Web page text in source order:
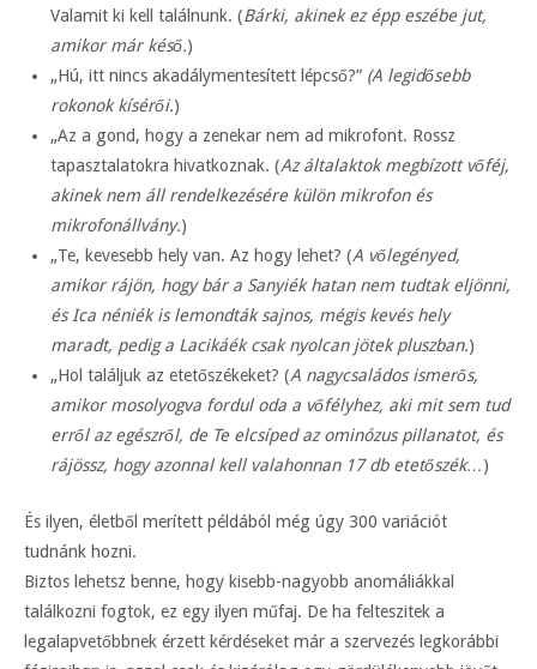
Valamit ki kell találnunk. (Bárki, akinek ez épp eszébe jut,
amikor már késő.)
„Hú, itt nincs akadálymentesített lépcső?” (A legidősebb
rokonok kísérői.)
„Az a gond, hogy a zenekar nem ad mikrofont. Rossz
tapasztalatokra hivatkoznak. (Az általaktok megbízott vőféj,
akinek nem áll rendelkezésére külön mikrofon és
mikrofonállvány.)
„Te, kevesebb hely van. Az hogy lehet? (A vőlegényed,
amikor rájön, hogy bár a Sanyiék hatan nem tudtak eljönni,
és Ica néniék is lemondták sajnos, mégis kevés hely
maradt, pedig a Lacikáék csak nyolcan jötek pluszban.)
„Hol találjuk az etetőszékeket? (A nagycsaládos ismerős,
amikor mosolyogva fordul oda a vőfélyhez, aki mit sem tud
erről az egészről, de Te elcsíped az ominózus pillanatot, és
rájössz, hogy azonnal kell valahonnan 17 db etetőszék…)
És ilyen, életből merített példából még úgy 300 variációt
tudnánk hozni.
Biztos lehetsz benne, hogy kisebb-nagyobb anomáliákkal
találkozni fogtok, ez egy ilyen műfaj. De ha felteszitek a
legalapvetőbbnek érzett kérdéseket már a szervezés legkorábbi